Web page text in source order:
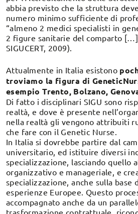
abbia previsto che la struttura
numero minimo sufficiente di
“almeno 2 medici specialisti in
2 figure sanitarie del comparto
SIGUCERT, 2009).
Attualmente in Italia esistono
troviamo la figura di
esempio Trento, Bolzano,
Di fatto i disciplinari SIGU sono
realtà, e dove è presente
nella realtà gli vengono attribuiti
che fare con il Genetic Nurse.
In Italia si dovrebbe partire dal
universitario, ed istituire diversi
specializzazione, lasciando quello
organizzativo e manageriale, e
specializzazione, anche sulla base
esperienze Europee. Questo
accompagnato anche da un